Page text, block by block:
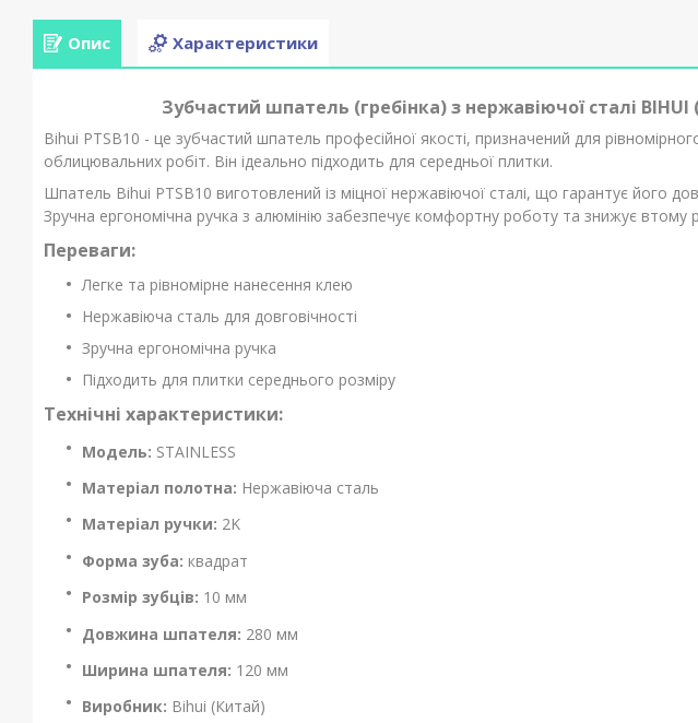
Опис Характеристики
Зубчастий шпатель (гребінка) з нержавіючої сталі BIHUI
Bihui PTSB10 - це зубчастий шпатель професійної якості, призначений для
облицювальних робіт. Він ідеально підходить для середньої плитки.
Шпатель Bihui PTSB10 виготовлений із міцної нержавіючої сталі, що гарантує його
Зручна ергономічна ручка з алюмінію забезпечує комфортну роботу та знижує втому
Переваги:
Легке та рівномірне нанесення клею
Нержавіюча сталь для довговічності
Зручна ергономічна ручка
Підходить для плитки середнього розміру
Технічні характеристики:
Модель: STAINLESS
Матеріал полотна: Нержавіюча сталь
Матеріал ручки: 2K
Форма зуба: квадрат
Розмір зубців: 10 мм
Довжина шпателя: 280 мм
Ширина шпателя: 120 мм
Виробник: Bihui (Китай)